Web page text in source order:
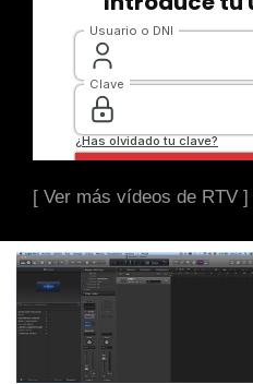
[ Ver más vídeos de RTV ]